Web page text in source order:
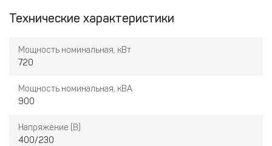
Технические характеристики
Мощность номинальная, кВт
720
Мощность номинальная, кВА
900
Напряжение (В)
400/230